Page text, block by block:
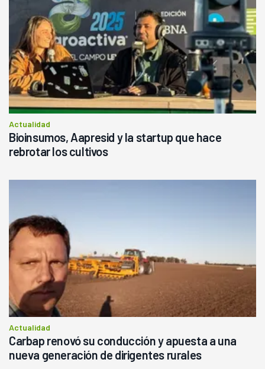
Actualidad
Bioinsumos, Aapresid y la startup que hace
rebrotar los cultivos
Actualidad
Carbap renovó su conducción y apuesta a una
nueva generación de dirigentes rurales